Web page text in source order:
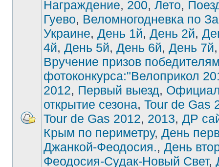
Награждение, 200, Лето,
Гуево, Веломногодневка по
Украине, День 1й, День 2й,
4й, День 5й, День 6й, День 7й,
Вручение призов
фотоконкурса:"Велоприкол
2012, Первый выезд,
открытие сезона, Tour de Gas
Tour de Gas 2012, 2013, ДР
Крым по периметру, День
Джанкой-Феодосия., День
Феодосия-Судак-Новый Свет,